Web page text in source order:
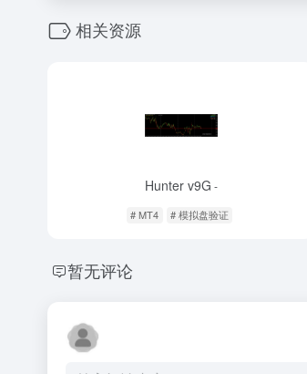
相关资源
Hunter v9G -
# MT4 # 模拟盘验证
暂无评论